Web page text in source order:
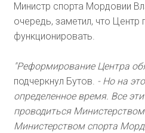
Министр спорта Мордовии
очередь, заметил, что
функционировать.
"Реформирование Центра
подчеркнул Бутов. - Но на
определенное время. Все
проводиться
Министерством спорта